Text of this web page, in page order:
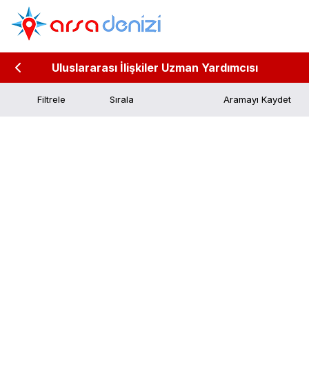
Uluslararası İlişkiler Uzman Yardımcısı
Filtrele Aramayı Kaydet